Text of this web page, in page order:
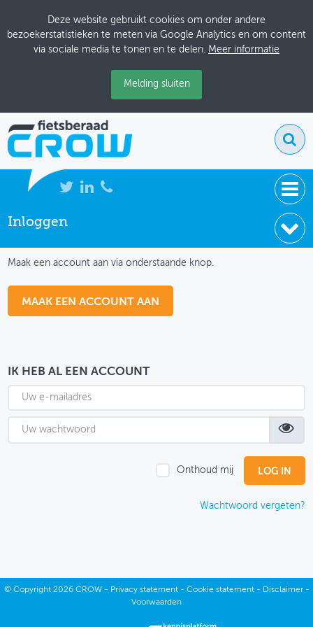
Deze website gebruikt cookies om onder andere
bezoekerstatistieken te meten via Google Analytics en om content
via sociale media te tonen en te delen. Meer informatie
Melding sluiten
NIEUWS
THEMASITES
MIJN PROFIEL
GEBRUIKER
Inloggen
Maak een account aan via onderstaande knop.
MAAK EEN ACCOUNT AAN
IK HEB AL EEN ACCOUNT
Onthoud mij
Wachtwoord vergeten?
© Copyright2026 CROW - Privacy statement- Cookie statement- Disclaimer-
Voorwaarden